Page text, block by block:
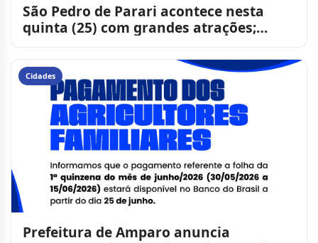
São Pedro de Parari acontece nesta
quinta (25) com grandes atrações;
Cidades
Prefeitura de Amparo anuncia